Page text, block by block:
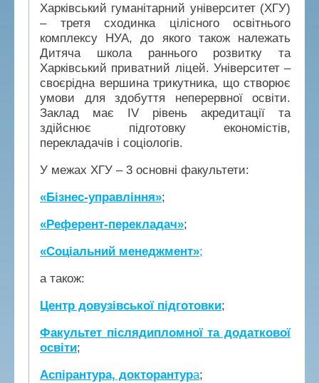
Харківський гуманітарний університет (ХГУ)
– третя сходинка цілісного освітнього
комплексу НУА, до якого також належать
Дитяча школа раннього розвитку та
Харківський приватний ліцей. Університет –
своєрідна вершина трикутника, що створює
умови для здобуття неперервної освіти.
Заклад має IV рівень акредитації та
здійснює підготовку економістів,
перекладачів і соціологів.
У межах ХГУ – 3 основні факультети:
«Бізнес-управління»;
«Референт-перекладач»;
«Соціальний менеджмент»;
а також:
Центр довузівської підготовки;
Факультет післядипломної та додаткової
освіти;
Аспірантура, докторантура;